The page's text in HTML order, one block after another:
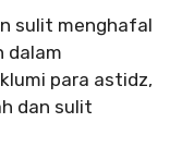
sulit menghafal
dalam
para astidz,
dan sulit